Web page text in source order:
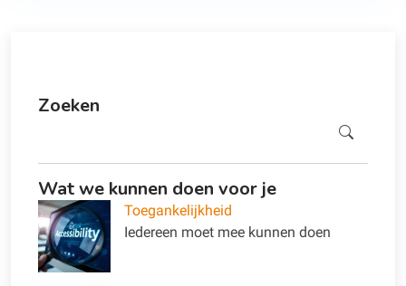
Zoeken
Wat we kunnen doen voor je
Toegankelijkheid
Iedereen moet mee kunnen doen